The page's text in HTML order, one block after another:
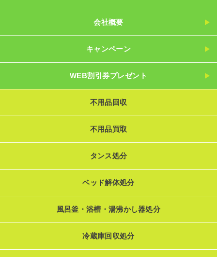
会社概要
キャンペーン
WEB割引券プレゼント
不用品回収
不用品買取
タンス処分
ベッド解体処分
風呂釜・浴槽・湯沸かし器処分
冷蔵庫回収処分